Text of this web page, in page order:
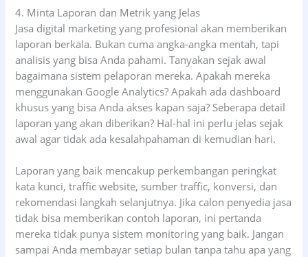
4. Minta Laporan dan Metrik yang Jelas
Jasa digital marketing yang profesional akan memberikan
laporan berkala. Bukan cuma angka-angka mentah, tapi
analisis yang bisa Anda pahami. Tanyakan sejak awal
bagaimana sistem pelaporan mereka. Apakah mereka
menggunakan Google Analytics? Apakah ada dashboard
khusus yang bisa Anda akses kapan saja? Seberapa detail
laporan yang akan diberikan? Hal-hal ini perlu jelas sejak
awal agar tidak ada kesalahpahaman di kemudian hari.
Laporan yang baik mencakup perkembangan peringkat
kata kunci, traffic website, sumber traffic, konversi, dan
rekomendasi langkah selanjutnya. Jika calon penyedia jasa
tidak bisa memberikan contoh laporan, ini pertanda
mereka tidak punya sistem monitoring yang baik. Jangan
sampai Anda membayar setiap bulan tanpa tahu apa yang